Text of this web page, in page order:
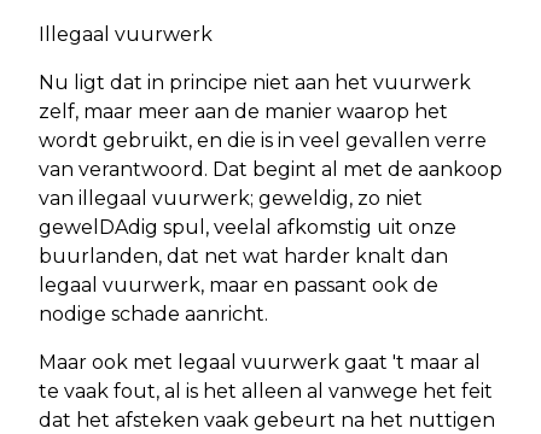
Illegaal vuurwerk
Nu ligt dat in principe niet aan het vuurwerk
zelf, maar meer aan de manier waarop het
wordt gebruikt, en die is in veel gevallen verre
van verantwoord. Dat begint al met de aankoop
van illegaal vuurwerk; geweldig, zo niet
gewelDAdig spul, veelal afkomstig uit onze
buurlanden, dat net wat harder knalt dan
legaal vuurwerk, maar en passant ook de
nodige schade aanricht.
Maar ook met legaal vuurwerk gaat 't maar al
te vaak fout, al is het alleen al vanwege het feit
dat het afsteken vaak gebeurt na het nuttigen